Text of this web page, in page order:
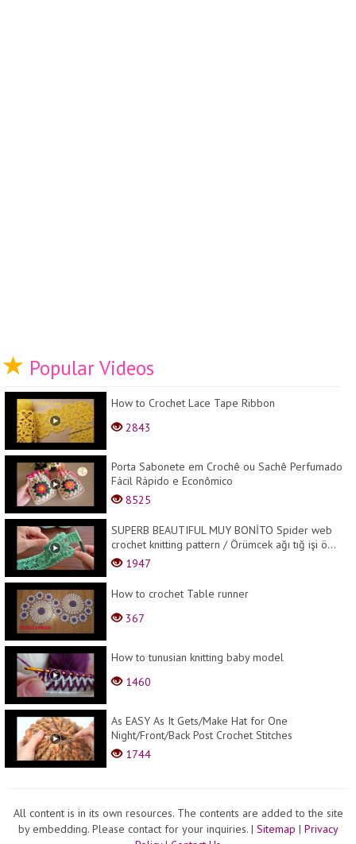
Popular Videos
How to Crochet Lace Tape Ribbon
2843
Porta Sabonete em Crochê ou Sachê Perfumado
Fácil Rápido e Econômico
8525
SUPERB BEAUTIFUL MUY BONİTO Spider web
crochet knitting pattern / Örümcek ağı tığ işi ö...
1947
How to crochet Table runner
367
How to tunusian knitting baby model
1460
As EASY As It Gets/Make Hat for One
Night/Front/Back Post Crochet Stitches
1744
All content is in its own resources. The contents are added to the site
by embedding. Please contact for your inquiries. | Sitemap | Privacy